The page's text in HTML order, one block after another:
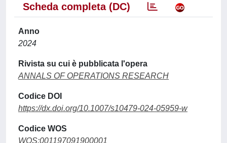
Scheda completa (DC)
Anno
2024
Rivista su cui è pubblicata l'opera
ANNALS OF OPERATIONS RESEARCH
Codice DOI
https://dx.doi.org/10.1007/s10479-024-05959-w
Codice WOS
WOS:001197091900001